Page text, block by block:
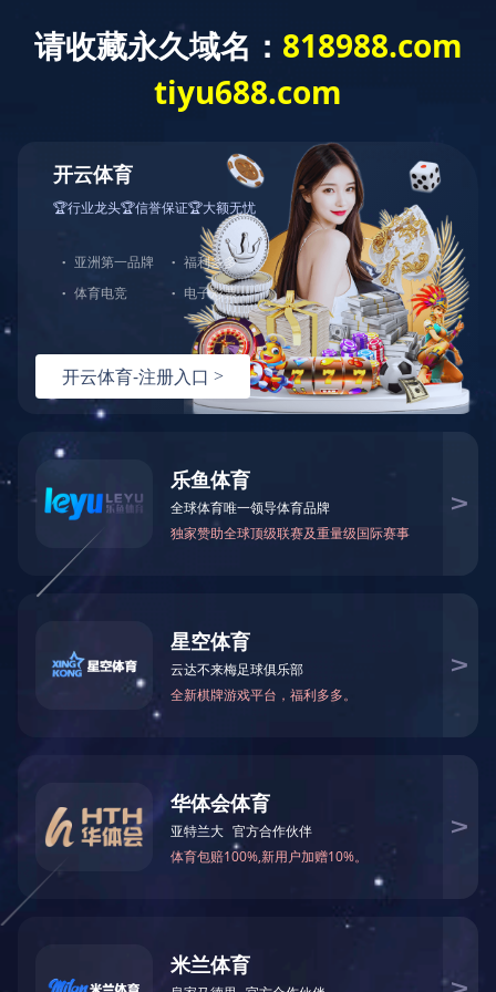
创新创优
一种墙柱钢筋定位筋焊接定位工具（国家专利）
开云官方版网站登录入口：2022-04-01 09:44:36 ／ 浏览：1872